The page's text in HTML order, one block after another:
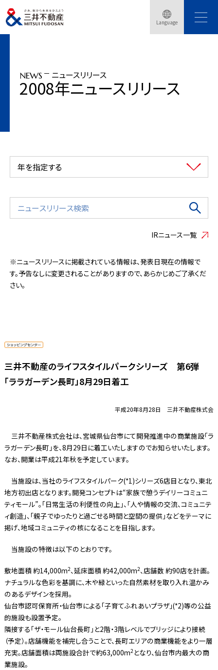
Language
トップページ ニュースリリース
「ララガーデン長町」着工、2009年秋開業予定
NEWS ニュースリリース
2008年ニュースリリース
年を指定する
IRニュース一覧
※ニュースリリースに掲載されている情報は、発表日現在の情報で
す。予告なしに変更されることがありますので、あらかじめご了承くだ
さい。
三井不動産のライフスタイルパークシリーズ 第6弾
「ララガーデン長町」8月29日着工
平成20年8月28日 三井不動産株式会
三井不動産株式会社は、宮城県仙台市にて開発推進中の商業施設「ラ
ラガーデン長町」を、8月29日に着工いたしますのでお知らせいたします。
なお、開業は平成21年秋を予定しています。
当施設は、当社のライフスタイルパーク(*1)シリーズ6店目となり、東北
地方初出店となります。開発コンセプトは“家族で憩うデイリーコミュニ
ティモール”。「日常生活の利便性の向上」、「人や情報の交流、コミュニテ
ィ創造」、「親子でゆったりと過ごせる時間と空間の提供」などをテーマに
掲げ、地域コミュニティの核になることを目指します。
当施設の特徴は以下のとおりです。
敷地面積 約14,000m2、延床面積 約42,000m2、店舗数 約90店を計画。
ナチュラルな色彩を基調に、木や緑といった自然素材を取り入れ温かみ
のあるデザインを採用。
仙台市認可保育所・仙台市による「子育てふれあいプラザ」(*2)等の公益
的施設も設置予定。
隣接する「ザ・モール仙台長町」と2階・3階レベルでブリッジにより接続
（予定）。店舗機能を補完し合うことで、長町エリアの商業機能をより一層
充実。店舗面積は両施設合計で約63,000m2となり、仙台市内最大の商
業施設。